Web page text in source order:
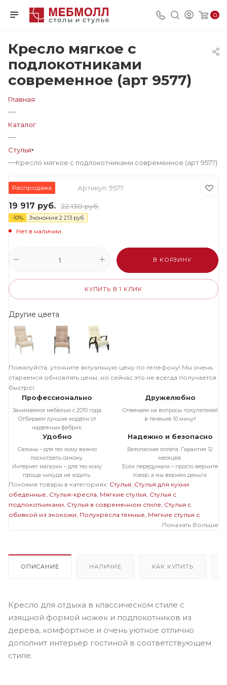
0
Кресло мягкое с
подлокотниками
современное (арт 9577)
Главная
—
Каталог
—
Стулья
—Кресло мягкое с подлокотниками современное (арт 9577)
Распродажа Артикул: 9577
19 917 руб. 22 130руб.
-10% Экономия 2 213 руб.
Нет в наличии
В КОРЗИНУ
КУПИТЬ В 1 КЛИК
Другие цвета
Пожалуйста, уточните актуальную цену по телефону! Мы очень
стараемся обновлять цены, но сейчас это не всегда получается
быстро!
Профессионально
Занимаемся мебелью с 2010 года.
Отбираем лучшие модели от
надежных фабрик.
Дружелюбно
Отвечаем на вопросы покупателей
в течение 10 минут
Удобно
Салоны – для тех кому важно
посмотреть самому.
Интернет магазин – для тех кому
проще никуда не ходить.
Надежно и безопасно
Безопасная оплата. Гарантия 12
месяцев.
Если передумали – просто верните
товар, а мы вернем деньги.
Похожие товары в категориях: Стулья Стулья для кухни
обеденные Стулья-кресла Мягкие стулья Стулья с
подлокотниками Стулья в современном стиле Стулья с
обивкой из экокожи Полукресла темные Мягкие стулья с
Мягкие стулья с
Показать больше
ОПИСАНИЕ НАЛИЧИЕ КАК КУПИТЬ
Кресло для отдыха в классическом стиле с
изящной формой ножек и подлокотников из
дерева, комфортное и очень уютное отлично
дополнит интерьер гостиной в соответствующем
стиле.